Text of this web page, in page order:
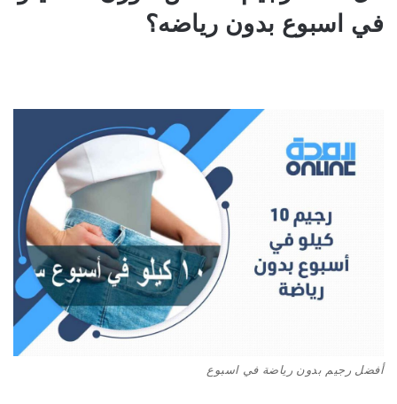
في اسبوع بدون رياضه؟
أفضل رجيم بدون رياضة في اسبوع